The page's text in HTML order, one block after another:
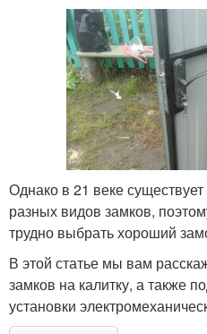
Однако в 21 веке
разных видов замков,
трудно выбрать хороший
В этой статье мы вам
замков на калитку, а также
установки